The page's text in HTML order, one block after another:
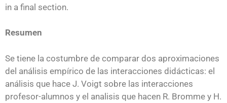
in a final section.
Resumen
Se tiene la costumbre de comparar dos aproximaciones
del análisis empírico de las interacciones didácticas: el
análisis que hace J. Voigt sobre las interacciones
profesor-alumnos y el analisis que hacen R. Bromme y H.